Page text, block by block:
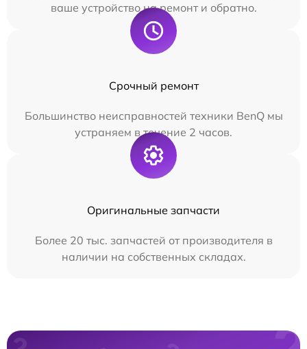
ваше устройство на ремонт и обратно.
Срочный ремонт
Большинство неисправностей техники BenQ мы
устраняем в течение 2 часов.
Оригинальные запчасти
Более 20 тыс. запчастей от производителя в
наличии на собственных складах.